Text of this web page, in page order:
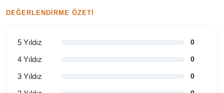
DEĞERLENDIRME ÖZETI
5 Yıldız 0
4 Yıldız 0
3 Yıldız 0